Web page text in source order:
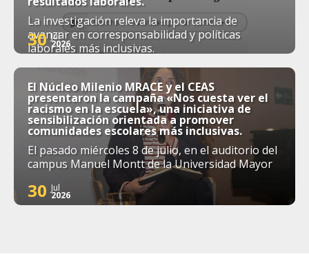
La investigación releva la importancia de
avanzar en corresponsabilidad y políticas
laborales más inclusivas.
30 Jul
2026
El Núcleo Milenio MRACE y el CEAS
presentaron la campaña «Nos cuesta ver el
racismo en la escuela», una iniciativa de
sensibilización orientada a promover
comunidades escolares más inclusivas.
El pasado miércoles 8 de julio, en el auditorio del
campus Manuel Montt de la Universidad Mayor
30 Jul
2026